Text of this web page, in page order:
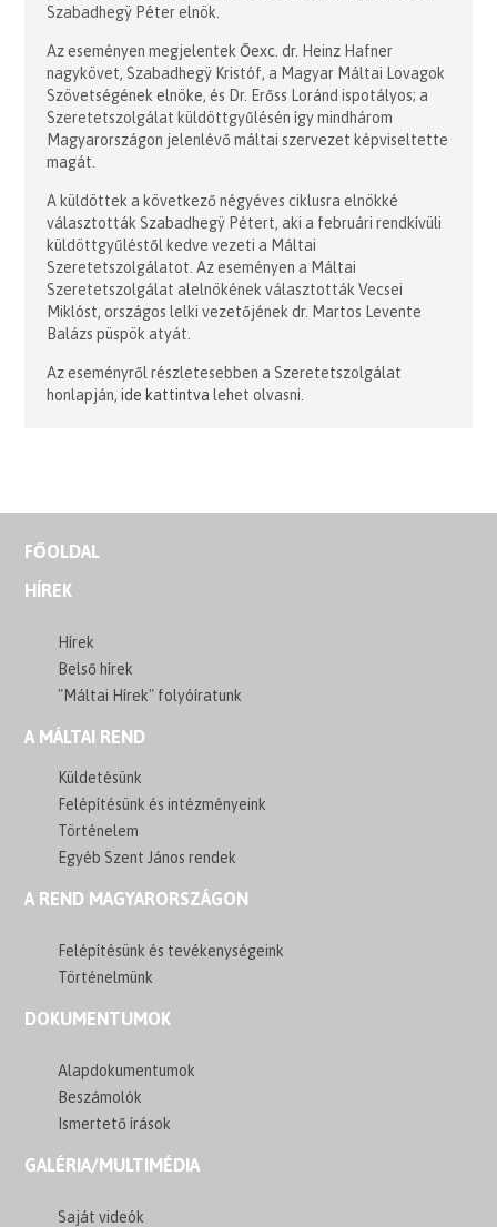
Szabadhegÿ Péter elnök.
Az eseményen megjelentek Őexc. dr. Heinz Hafner
nagykövet, Szabadhegÿ Kristóf, a Magyar Máltai Lovagok
Szövetségének elnöke, és Dr. Erőss Loránd ispotályos; a
Szeretetszolgálat küldöttgyűlésén így mindhárom
Magyarországon jelenlévő máltai szervezet képviseltette
magát.
A küldöttek a következő négyéves ciklusra elnökké
választották Szabadhegÿ Pétert, aki a februári rendkívüli
küldöttgyűléstől kedve vezeti a Máltai
Szeretetszolgálatot. Az eseményen a Máltai
Szeretetszolgálat alelnökének választották Vecsei
Miklóst, országos lelki vezetőjének dr. Martos Levente
Balázs püspök atyát.
Az eseményről részletesebben a Szeretetszolgálat
honlapján, ide kattintva lehet olvasni.
FŐOLDAL
HÍREK
Hírek
Belső hírek
"Máltai Hírek" folyóíratunk
A MÁLTAI REND
Küldetésünk
Felépítésünk és intézményeink
Történelem
Egyéb Szent János rendek
A REND MAGYARORSZÁGON
Felépítésünk és tevékenységeink
Történelmünk
DOKUMENTUMOK
Alapdokumentumok
Beszámolók
Ismertető írások
GALÉRIA/MULTIMÉDIA
Saját videók